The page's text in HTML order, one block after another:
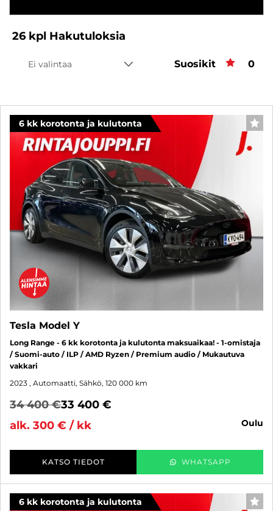
26 kpl Hakutuloksia
Ei valintaa Suosikit 0
6 kk korotonta ja kulutonta
Tesla Model Y
Long Range - 6 kk korotonta ja kulutonta maksuaikaa! - 1-omistaja
/ Suomi-auto / ILP / AMD Ryzen / Premium audio / Mukautuva
vakkari
2023 , Automaatti, Sähkö, 120 000 km
34 400 €33 400 €
alk. 300 € / kk
oulu
KATSO TIEDOT WHATSAPP
6 kk korotonta ja kulutonta